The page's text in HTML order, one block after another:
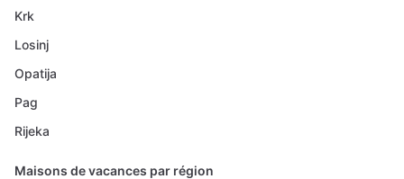
Krk
Losinj
Opatija
Pag
Rijeka
Maisons de vacances par région